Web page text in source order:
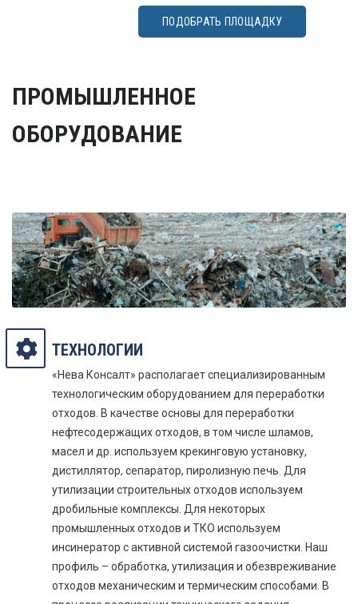
ТЕХНОЛОГИИ
«Нева Консалт» располагает специализированным
технологическим оборудованием для переработки
отходов. В качестве основы для переработки
нефтесодержащих отходов, в том числе шламов,
масел и др. используем крекинговую установку,
дистиллятор, сепаратор, пиролизную печь. Для
утилизации строительных отходов используем
дробильные комплексы. Для некоторых
промышленных отходов и ТКО используем
инсинератор с активной системой газоочистки. Наш
профиль – обработка, утилизация и обезвреживание
отходов механическим и термическим способами. В
ПОДОБРАТЬ ПЛОЩАДКУ
ПРОМЫШЛЕННОЕ
ОБОРУДОВАНИЕ